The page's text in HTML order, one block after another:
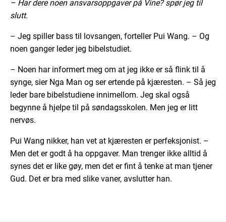
– Har dere noen ansvarsoppgaver på Vine? spør jeg til
slutt.
– Jeg spiller bass til lovsangen, forteller Pui Wang. – Og
noen ganger leder jeg bibelstudiet.
– Noen har informert meg om at jeg ikke er så flink til å
synge, sier Nga Man og ser ertende på kjæresten. – Så jeg
leder bare bibelstudiene innimellom. Jeg skal også
begynne å hjelpe til på søndagsskolen. Men jeg er litt
nervøs.
Pui Wang nikker, han vet at kjæresten er perfeksjonist. –
Men det er godt å ha oppgaver. Man trenger ikke alltid å
synes det er like gøy, men det er fint å tenke at man tjener
Gud. Det er bra med slike vaner, avslutter han.